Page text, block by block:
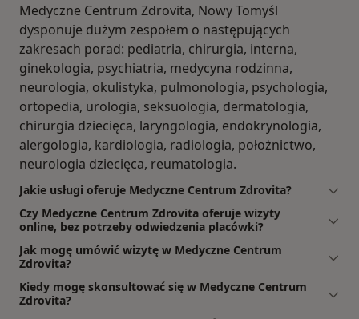
Medyczne Centrum Zdrovita, Nowy Tomyśl
dysponuje dużym zespołem o następujących
zakresach porad: pediatria, chirurgia, interna,
ginekologia, psychiatria, medycyna rodzinna,
neurologia, okulistyka, pulmonologia, psychologia,
ortopedia, urologia, seksuologia, dermatologia,
chirurgia dziecięca, laryngologia, endokrynologia,
alergologia, kardiologia, radiologia, położnictwo,
neurologia dziecięca, reumatologia.
Jakie usługi oferuje Medyczne Centrum Zdrovita?
Czy Medyczne Centrum Zdrovita oferuje wizyty
online, bez potrzeby odwiedzenia placówki?
Jak mogę umówić wizytę w Medyczne Centrum
Zdrovita?
Kiedy mogę skonsultować się w Medyczne Centrum
Zdrovita?